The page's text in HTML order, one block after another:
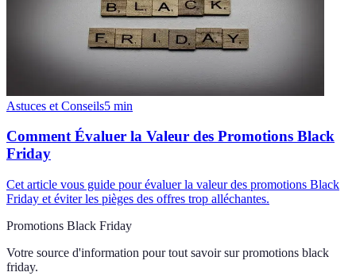
Astuces et Conseils5 min
Comment Évaluer la Valeur des Promotions Black
Friday
Cet article vous guide pour évaluer la valeur des promotions Black
Friday et éviter les pièges des offres trop alléchantes.
Promotions Black Friday
Votre source d'information pour tout savoir sur promotions black
friday.